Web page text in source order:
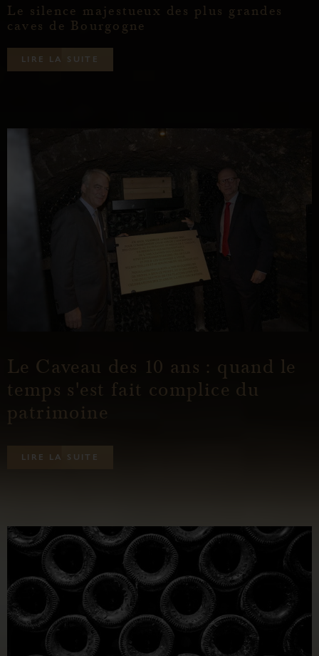
Le silence majestueux des plus grandes
caves de Bourgogne
L I R E LA S U IT E
Le Caveau des 10 ans : quand le
temps s'est fait complice du
patrimoine
L I R E LA S U IT E